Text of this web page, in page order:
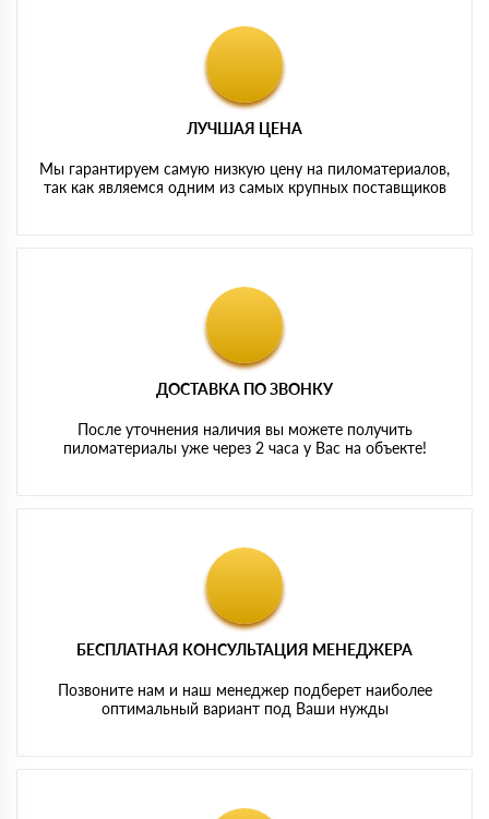
ЛУЧШАЯ ЦЕНА
Мы гарантируем самую низкую цену на пиломатериалов,
так как являемся одним из самых крупных поставщиков
ДОСТАВКА ПО ЗВОНКУ
После уточнения наличия вы можете получить
пиломатериалы уже через 2 часа у Вас на объекте!
БЕСПЛАТНАЯ КОНСУЛЬТАЦИЯ МЕНЕДЖЕРА
Позвоните нам и наш менеджер подберет наиболее
оптимальный вариант под Ваши нужды